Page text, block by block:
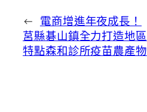
← 電商增進年夜成長！
莒縣碁山鎮全力打造地區
特點森和診所疫苗農產物